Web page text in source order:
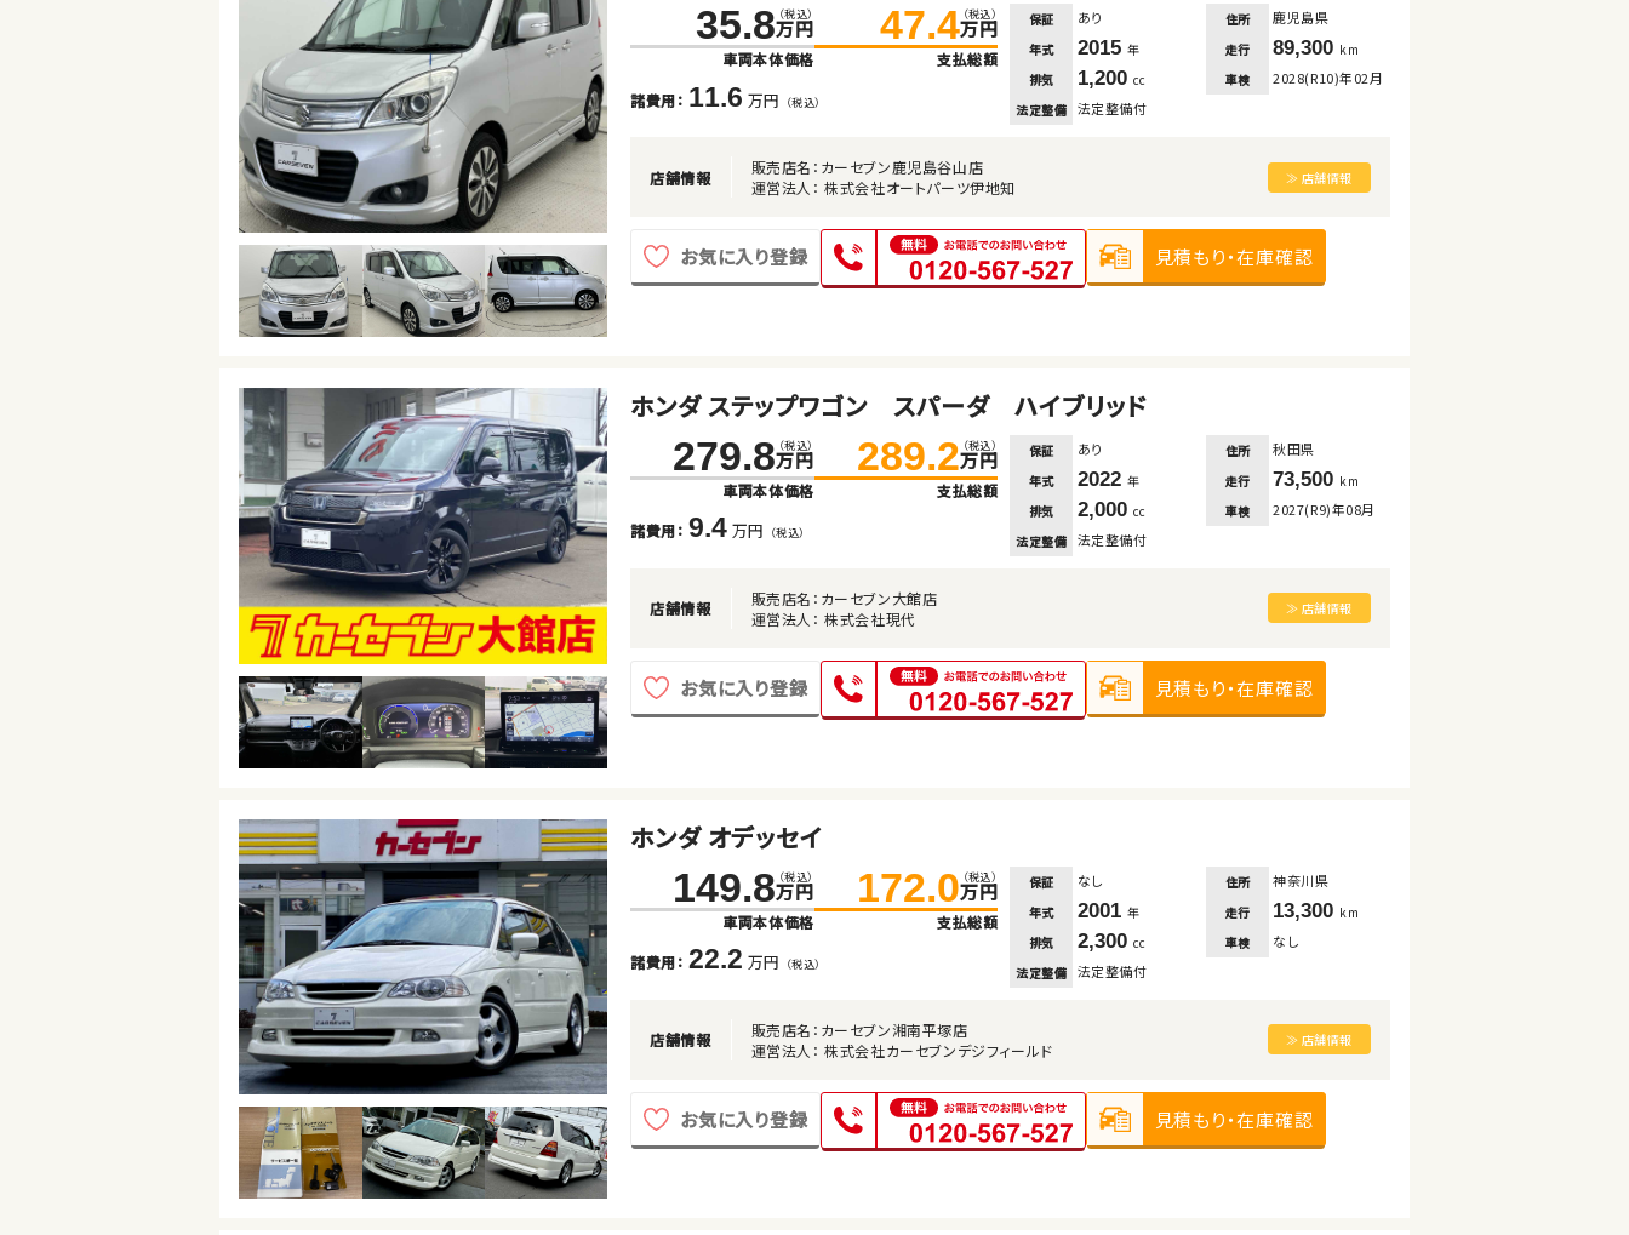
35.8 （税込）
万円
車両本体価格
47.4 （税込）
万円
支払総額
諸費用： 11.6 万円 （税込）
保証 あり 住所 鹿児島県
年式 2015 年 走行 89,300 km
排気
1,200 cc 車検 2028(R10)年02月
法定整備 法定整備付
店舗情報
販売店名：カーセブン鹿児島谷山店
運営法人： 株式会社オートパーツ伊地知
≫ 店舗情報
お気に入り登録 見積もり・在庫確認
ホンダ ステップワゴン スパーダ ハイブリッド
279.8 （税込）
万円
車両本体価格
289.2 （税込）
万円
支払総額
諸費用： 9.4 万円 （税込）
保証 あり 住所 秋田県
年式 2022 年 走行 73,500 km
排気
2,000 cc 車検 2027(R9)年08月
法定整備 法定整備付
店舗情報
販売店名：カーセブン大館店
運営法人： 株式会社現代
≫ 店舗情報
お気に入り登録 見積もり・在庫確認
ホンダ オデッセイ
149.8 （税込）
万円
車両本体価格
172.0 （税込）
万円
支払総額
諸費用： 22.2 万円 （税込）
保証 なし 住所 神奈川県
年式 2001 年 走行 13,300 km
排気
2,300 cc 車検 なし
法定整備 法定整備付
店舗情報
販売店名：カーセブン湘南平塚店
運営法人： 株式会社カーセブンデジフィールド
≫ 店舗情報
お気に入り登録 見積もり・在庫確認